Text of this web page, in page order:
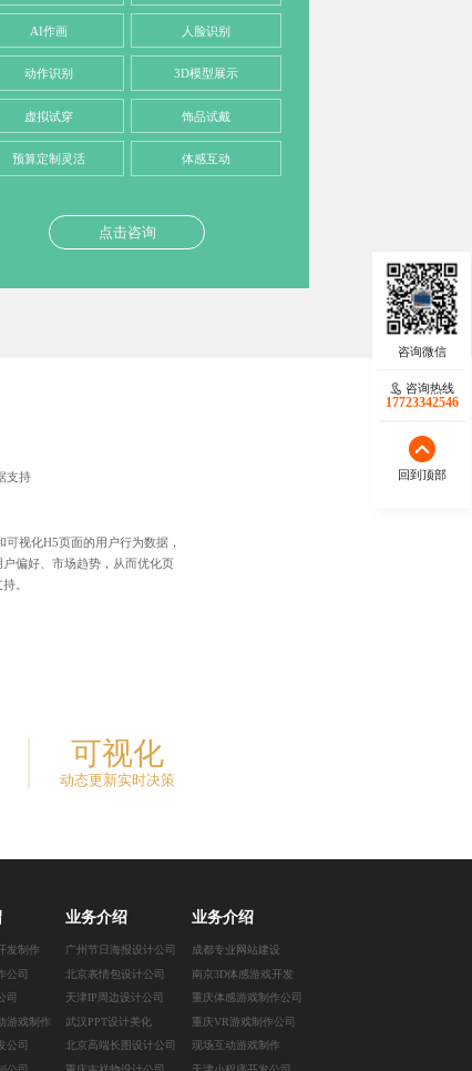
AI作画 人脸识别
动作识别 3D模型展示
虚拟试穿 饰品试戴
预算定制灵活 体感互动
点击咨询
支持
视化H5页面的用户行为数据，
偏好、市场趋势，从而优化页
。
可视化
动态更新实时决策
咨询热线
17723342546
回到顶部
发制作
公司
司
游戏制作
公司
业务介绍
广州节日海报设计公司
北京表情包设计公司
天津IP周边设计公司
武汉PPT设计美化
北京高端长图设计公司
业务介绍
成都专业网站建设
南京3D体感游戏开发
重庆体感游戏制作公司
重庆VR游戏制作公司
现场互动游戏制作